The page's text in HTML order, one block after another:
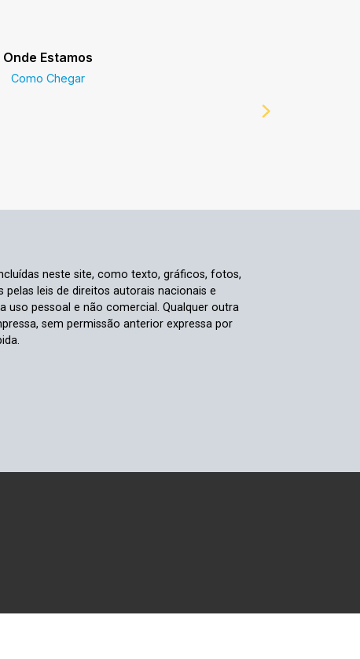
Onde Estamos
Como Chegar
neste site, como texto, gráficos, fotos,
leis de direitos autorais nacionais e
uso pessoal e não comercial. Qualquer outra
sem permissão anterior expressa por